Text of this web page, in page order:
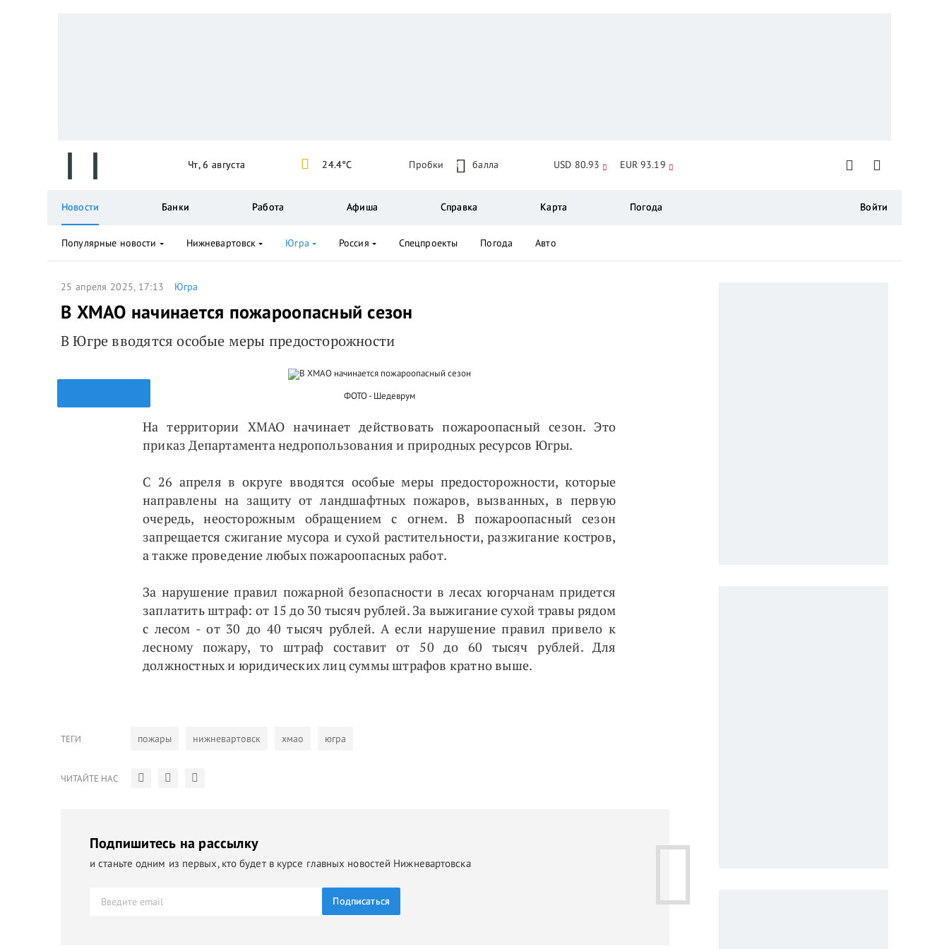
25 апреля 2025, 17:13 Югра
В ХМАО начинается пожароопасный сезон
В Югре вводятся особые меры предосторожности
ФОТО - Шедеврум
На территории ХМАО начинает действовать пожароопасный сезон. Это
приказ Департамента недропользования и природных ресурсов Югры.
С 26 апреля в округе вводятся особые меры предосторожности, которые
направлены на защиту от ландшафтных пожаров, вызванных, в первую
очередь, неосторожным обращением с огнем. В пожароопасный сезон
запрещается сжигание мусора и сухой растительности, разжигание костров,
а также проведение любых пожароопасных работ.
За нарушение правил пожарной безопасности в лесах югорчанам придется
заплатить штраф: от 15 до 30 тысяч рублей. За выжигание сухой травы рядом
с лесом - от 30 до 40 тысяч рублей. А если нарушение правил привело к
лесному пожару, то штраф составит от 50 до 60 тысяч рублей. Для
должностных и юридических лиц суммы штрафов кратно выше.
ТЕГИ пожары нижневартовск хмао югра
ЧИТАЙТЕ НАС
Подпишитесь на рассылку
и станьте одним из первых, кто будет в курсе главных новостей Нижневартовска
Подписаться
Чт, 6 августа 24.4°C Пробки 4 балла USD 80.93 EUR 93.19
Новости Банки Работа Афиша Справка Карта Погода Войти
Популярные новости Нижневартовск Югра Россия Спецпроекты Погода Авто